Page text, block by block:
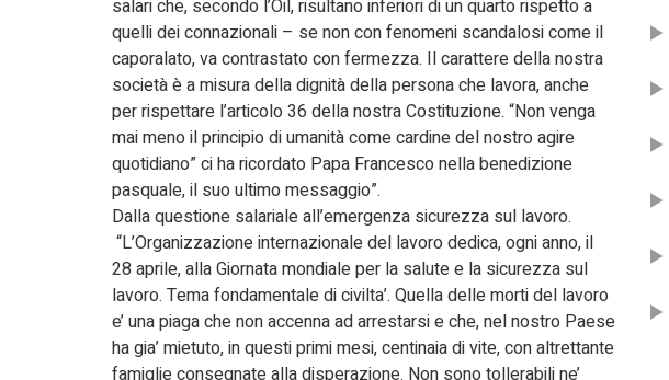
salari che, secondo l’Oil, risultano inferiori di un quarto rispetto a
quelli dei connazionali – se non con fenomeni scandalosi come il
caporalato, va contrastato con fermezza. Il carattere della nostra
società è a misura della dignità della persona che lavora, anche
per rispettare l’articolo 36 della nostra Costituzione. “Non venga
mai meno il principio di umanità come cardine del nostro agire
quotidiano” ci ha ricordato Papa Francesco nella benedizione
pasquale, il suo ultimo messaggio”.
Dalla questione salariale all’emergenza sicurezza sul lavoro.
“L’Organizzazione internazionale del lavoro dedica, ogni anno, il
28 aprile, alla Giornata mondiale per la salute e la sicurezza sul
lavoro. Tema fondamentale di civilta’. Quella delle morti del lavoro
e’ una piaga che non accenna ad arrestarsi e che, nel nostro Paese
ha gia’ mietuto, in questi primi mesi, centinaia di vite, con altrettante
famiglie consegnate alla disperazione. Non sono tollerabili ne’